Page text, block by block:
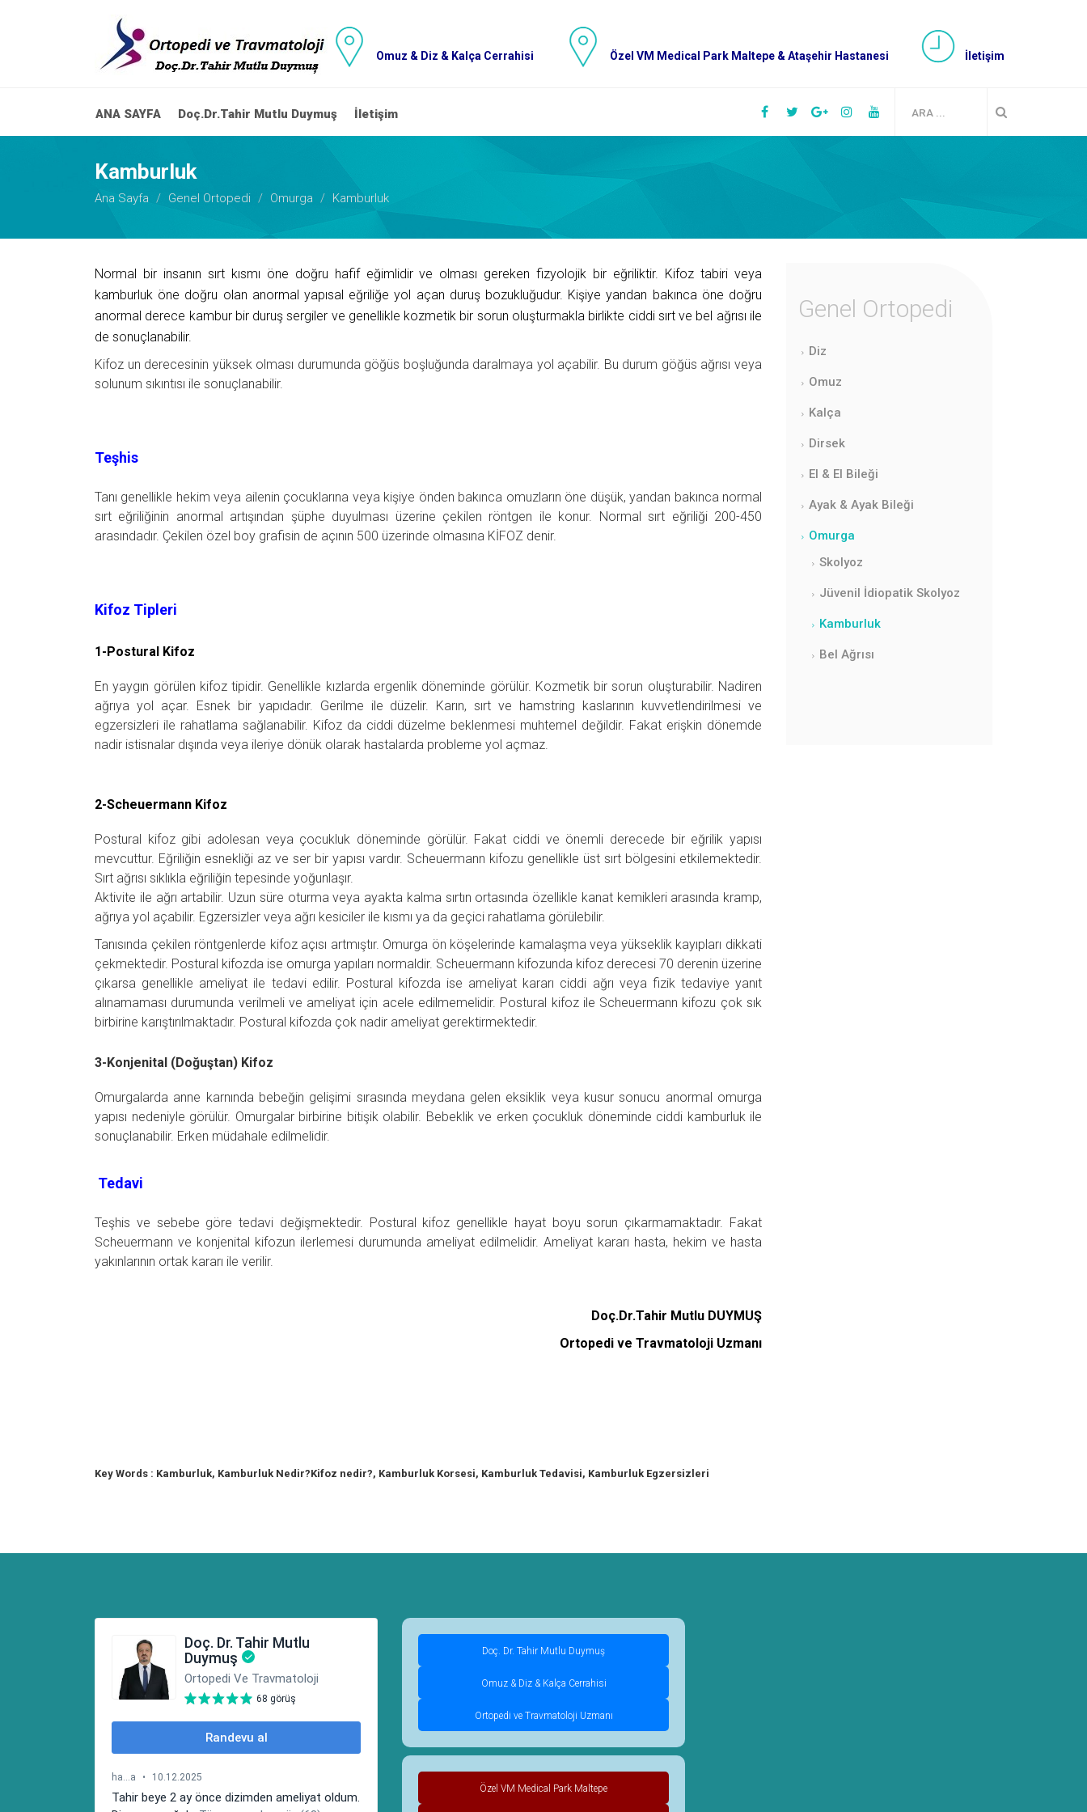
ANA SAYFA Doç.Dr.Tahir Mutlu Duymuş İletişim
Kamburluk
Ana Sayfa Genel Ortopedi Omurga Kamburluk
Normal bir insanın sırt kısmı öne doğru hafif eğimlidir ve olması gereken fizyolojik bir eğriliktir. Kifoz tabiri veya
kamburluk öne doğru olan anormal yapısal eğriliğe yol açan duruş bozukluğudur. Kişiye yandan bakınca öne doğru
anormal derece kambur bir duruş sergiler ve genellikle kozmetik bir sorun oluşturmakla birlikte ciddi sırt ve bel ağrısı ile
de sonuçlanabilir.
Kifoz un derecesinin yüksek olması durumunda göğüs boşluğunda daralmaya yol açabilir. Bu durum göğüs ağrısı veya
solunum sıkıntısı ile sonuçlanabilir.
Teşhis
Tanı genellikle hekim veya ailenin çocuklarına veya kişiye önden bakınca omuzların öne düşük, yandan bakınca normal
sırt eğriliğinin anormal artışından şüphe duyulması üzerine çekilen röntgen ile konur. Normal sırt eğriliği 200-450
arasındadır. Çekilen özel boy grafisin de açının 500 üzerinde olmasına KİFOZ denir.
Kifoz Tipleri
1-Postural Kifoz
En yaygın görülen kifoz tipidir. Genellikle kızlarda ergenlik döneminde görülür. Kozmetik bir sorun oluşturabilir. Nadiren
ağrıya yol açar. Esnek bir yapıdadır. Gerilme ile düzelir. Karın, sırt ve hamstring kaslarının kuvvetlendirilmesi ve
egzersizleri ile rahatlama sağlanabilir. Kifoz da ciddi düzelme beklenmesi muhtemel değildir. Fakat erişkin dönemde
nadir istisnalar dışında veya ileriye dönük olarak hastalarda probleme yol açmaz.
2-Scheuermann Kifoz
Postural kifoz gibi adolesan veya çocukluk döneminde görülür. Fakat ciddi ve önemli derecede bir eğrilik yapısı
mevcuttur. Eğriliğin esnekliği az ve ser bir yapısı vardır. Scheuermann kifozu genellikle üst sırt bölgesini etkilemektedir.
Sırt ağrısı sıklıkla eğriliğin tepesinde yoğunlaşır.
Aktivite ile ağrı artabilir. Uzun süre oturma veya ayakta kalma sırtın ortasında özellikle kanat kemikleri arasında kramp,
ağrıya yol açabilir. Egzersizler veya ağrı kesiciler ile kısmı ya da geçici rahatlama görülebilir.
Tanısında çekilen röntgenlerde kifoz açısı artmıştır. Omurga ön köşelerinde kamalaşma veya yükseklik kayıpları dikkati
çekmektedir. Postural kifozda ise omurga yapıları normaldir. Scheuermann kifozunda kifoz derecesi 70 derenin üzerine
çıkarsa genellikle ameliyat ile tedavi edilir. Postural kifozda ise ameliyat kararı ciddi ağrı veya fizik tedaviye yanıt
alınamaması durumunda verilmeli ve ameliyat için acele edilmemelidir. Postural kifoz ile Scheuermann kifozu çok sık
birbirine karıştırılmaktadır. Postural kifozda çok nadir ameliyat gerektirmektedir.
3-Konjenital (Doğuştan) Kifoz
Omurgalarda anne karnında bebeğin gelişimi sırasında meydana gelen eksiklik veya kusur sonucu anormal omurga
yapısı nedeniyle görülür. Omurgalar birbirine bitişik olabilir. Bebeklik ve erken çocukluk döneminde ciddi kamburluk ile
sonuçlanabilir. Erken müdahale edilmelidir.
Tedavi
Teşhis ve sebebe göre tedavi değişmektedir. Postural kifoz genellikle hayat boyu sorun çıkarmamaktadır. Fakat
Scheuermann ve konjenital kifozun ilerlemesi durumunda ameliyat edilmelidir. Ameliyat kararı hasta, hekim ve hasta
yakınlarının ortak kararı ile verilir.
Doç.Dr.Tahir Mutlu DUYMUŞ
Ortopedi ve Travmatoloji Uzmanı
Key Words : Kamburluk, Kamburluk Nedir?Kifoz nedir?, Kamburluk Korsesi, Kamburluk Tedavisi, Kamburluk Egzersizleri
Genel Ortopedi
Diz
Omuz
Kalça
Dirsek
El & El Bileği
Ayak & Ayak Bileği
Omurga
Skolyoz
Jüvenil İdiopatik Skolyoz
Kamburluk
Bel Ağrısı
Doç. Dr. Tahir Mutlu Duymuş
Omuz & Diz & Kalça Cerrahisi
Ortopedi ve Travmatoloji Uzmanı
Özel VM Medical Park Maltepe
İletişim
Özel VM Medical Park Maltepe & Ataşehir Hastanesi
Omuz & Diz & Kalça Cerrahisi